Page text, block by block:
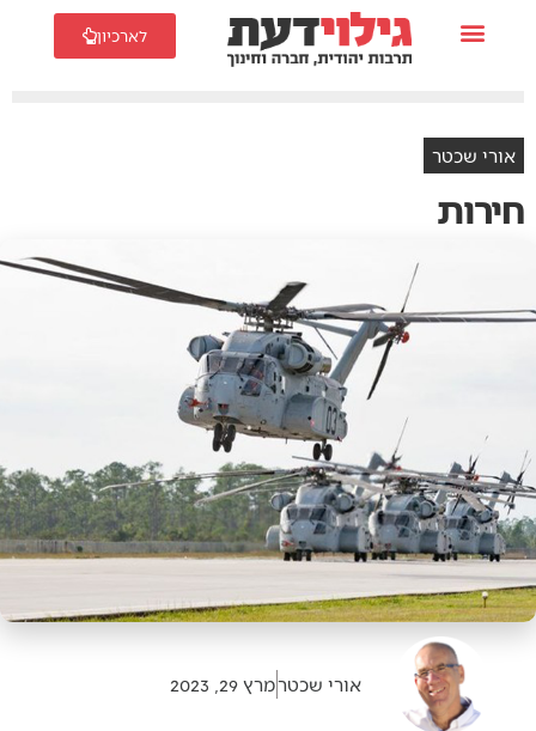
לארכיון
אורי שכטר
חירות
אורי שכטרמרץ 29, 2023